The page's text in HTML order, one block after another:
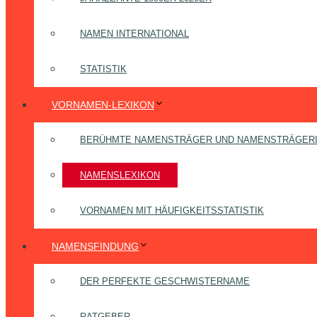
NAMEN INTERNATIONAL
STATISTIK
VORNAMEN-LEXIKON
BERÜHMTE NAMENSTRÄGER UND
NAMENSLEXIKON
VORNAMEN MIT HÄUFIGKEITSSTATISTIK
NAMENSFINDUNG
DER PERFEKTE GESCHWISTERNAME